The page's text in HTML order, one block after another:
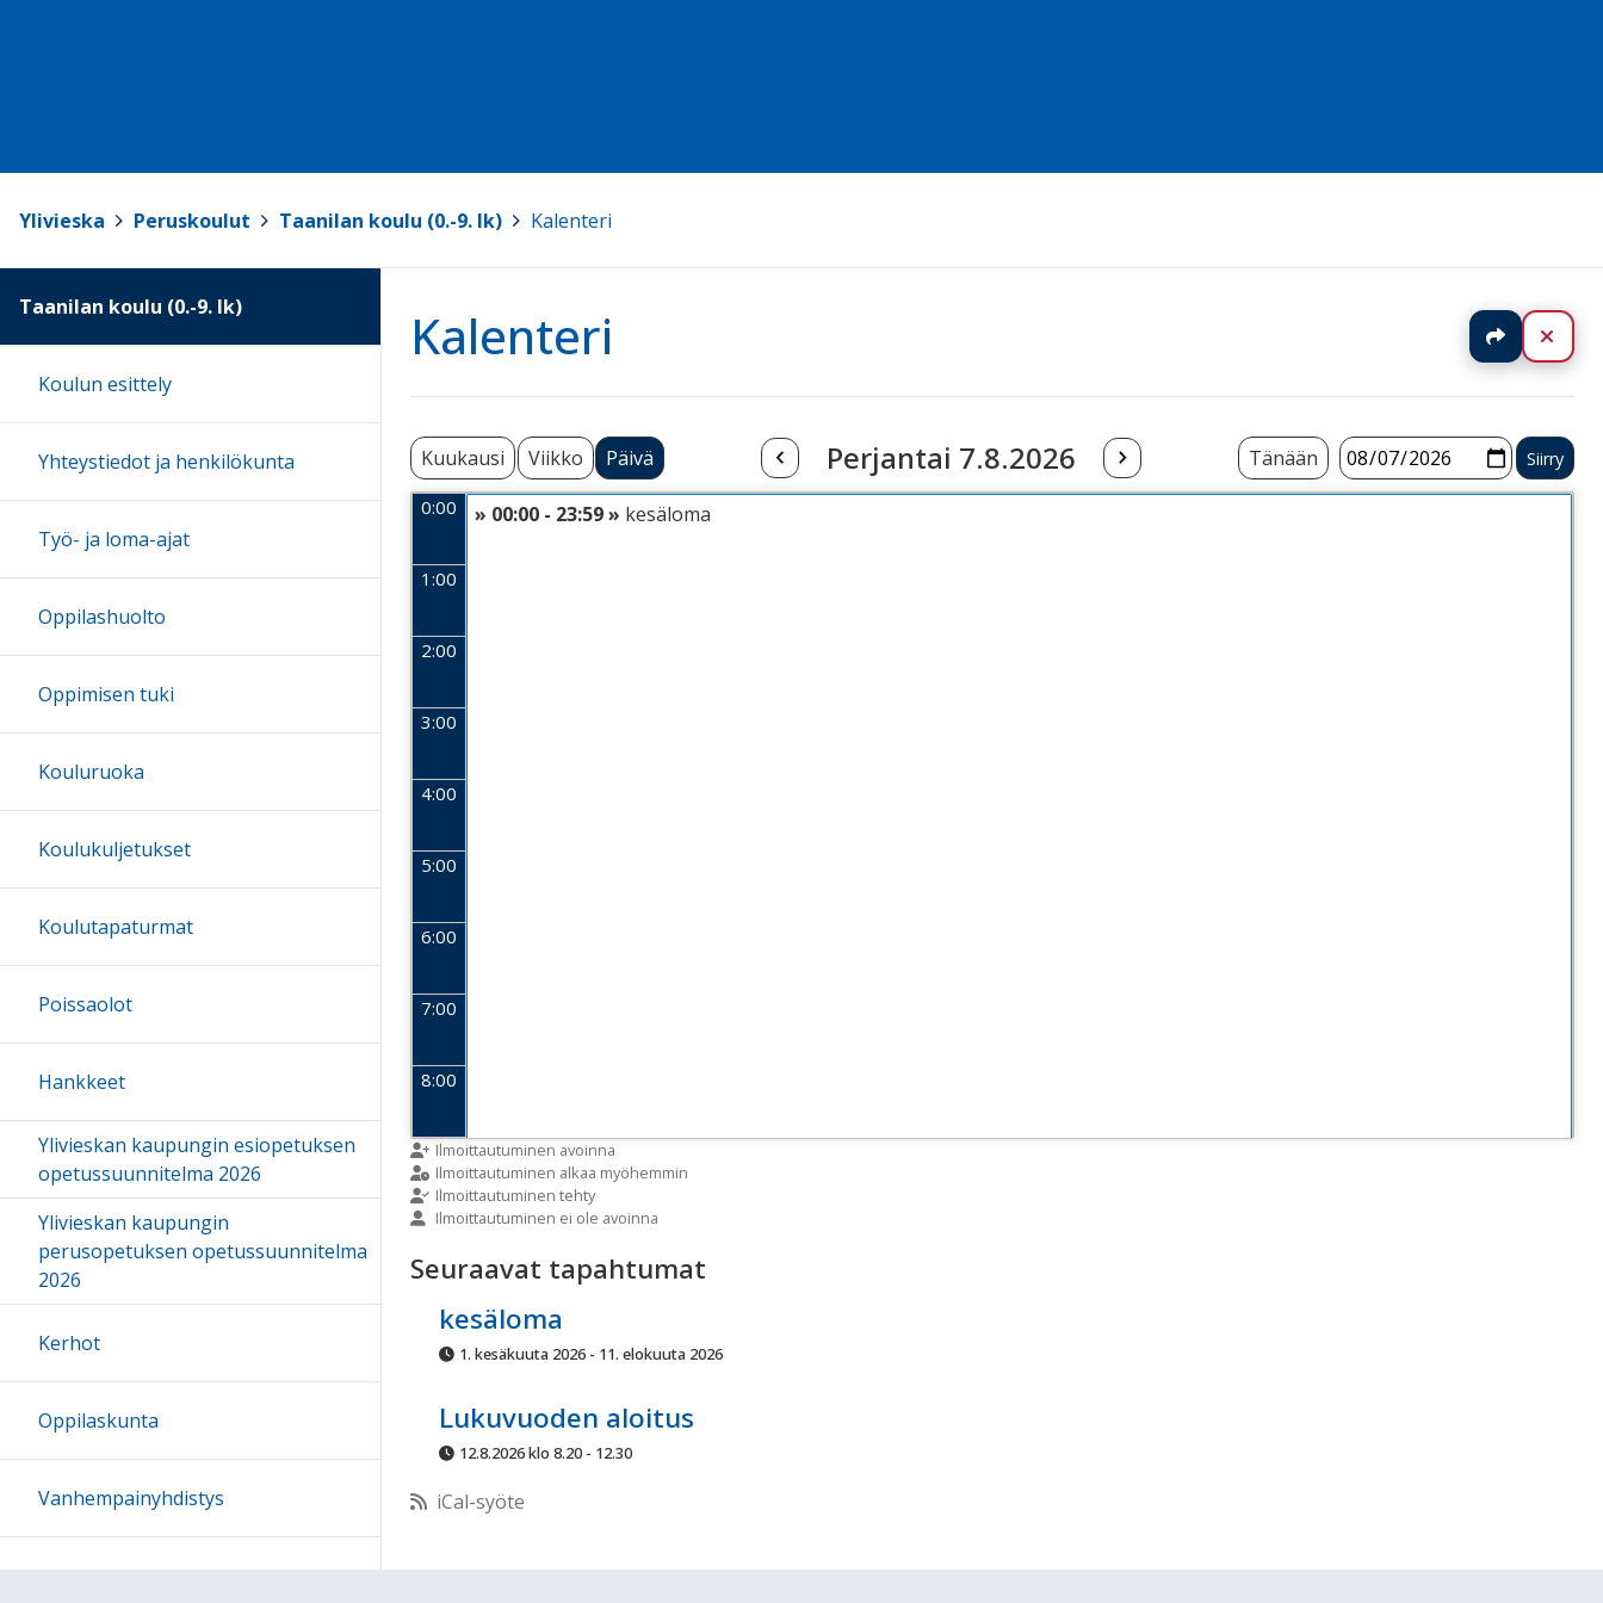
Ylivieska Peruskoulut Taanilan koulu (0.-9. lk) Kalenteri
Kalenteri Jaa
Kuukausi Viikko Päivä Perjantai 7.8.2026 Tänään
0:00
1:00
2:00
3:00
4:00
5:00
6:00
7:00
8:00
9:00
10:00
12:00
14:00
» 00:00 - 23:59 » kesäloma
Ilmoittautuminen avoinna
Ilmoittautuminen alkaa myöhemmin
Ilmoittautuminen tehty
Ilmoittautuminen ei ole avoinna
Seuraavat tapahtumat
kesäloma
1. kesäkuuta 2026 - 11. elokuuta 2026
Lukuvuoden aloitus
12.8.2026 klo 8.20 - 12.30
iCal-syöte
Taanilan koulu (0.-9. lk)
Koulun esittely
Yhteystiedot ja henkilökunta
Työ- ja loma-ajat
Oppilashuolto
Oppimisen tuki
Kouluruoka
Koulukuljetukset
Koulutapaturmat
Poissaolot
Hankkeet
Ylivieskan kaupungin esiopetuksen
opetussuunnitelma 2026
Ylivieskan kaupungin
perusopetuksen opetussuunnitelma
2026
Kerhot
Oppilaskunta
Vanhempainyhdistys